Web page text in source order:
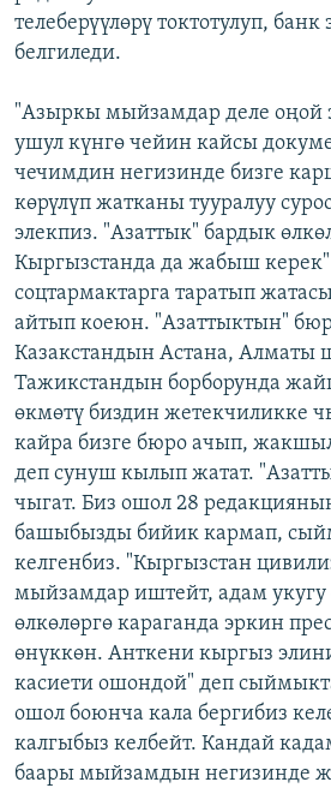
телеберүүлөрү токтотулуп,
белгиледи.
"Азыркы мыйзамдар деле оңой
ушул күнгө чейин кайсы
чечимдин негизинде бизге
көрүлүп жатканы тууралуу
элекпиз. "Азаттык" бардык
Кыргызстанда да жабыш
соцтармактарга таратып
айтып коеюн. "Азаттыктын"
Казакстандын Астана, Алматы
Тажикстандын борборунда
өкмөтү биздин жетекчиликке
кайра бизге бюро ачып,
деп сунуш кылып жатат.
чыгат. Биз ошол 28
башыбызды бийик кармап,
келгенбиз. "Кыргызстан
мыйзамдар иштейт, адам
өлкөлөргө караганда эркин
өнүккөн. Анткени кыргыз
касиети ошондой" деп
ошол боюнча кала бергибиз
калгыбыз келбейт. Кандай
баары мыйзамдын негизинде